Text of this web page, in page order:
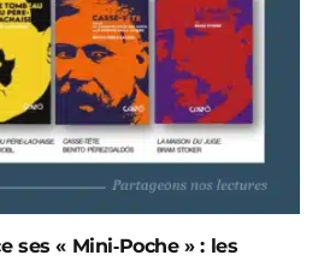
ses « Mini‑Poche » : les